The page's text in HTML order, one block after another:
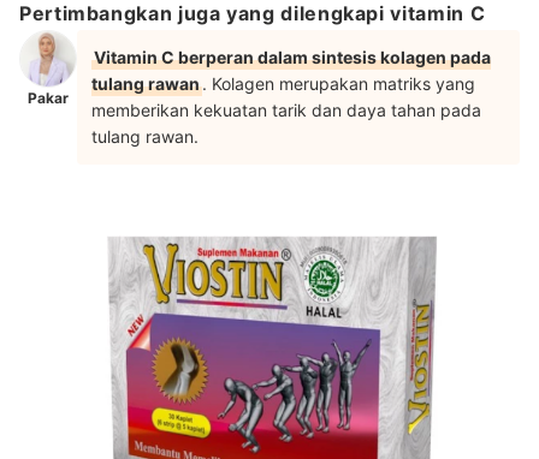
Pertimbangkan juga yang dilengkapi vitamin C
Pakar
Vitamin C berperan dalam sintesis kolagen pada
tulang rawan. Kolagen merupakan matriks yang
memberikan kekuatan tarik dan daya tahan pada
tulang rawan.